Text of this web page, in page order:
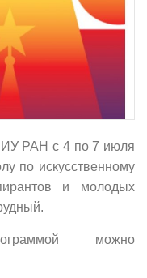
РАН с 4 по 7 июля
по искусственному
и молодых
можно